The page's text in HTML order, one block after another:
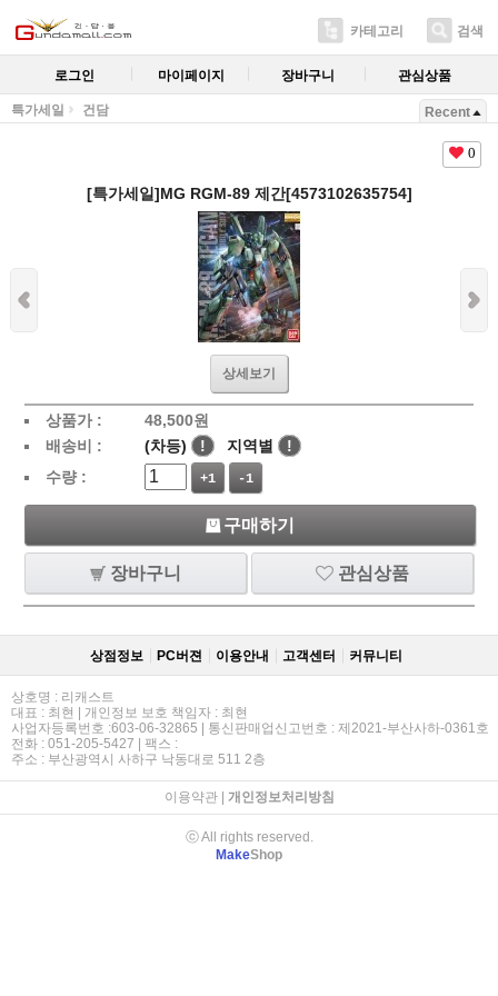
카테고리 검색
로그인 마이페이지 장바구니 관심상품
특가세일 건담 Recent
0
[특가세일]MG RGM-89 제간[4573102635754]
상세보기
상품가 : 48,500원
배송비 :
(차등) ! 지역별
!
수량 :
+1 -1
구매하기
장바구니 관심상품
상점정보 PC버젼 이용안내 고객센터 커뮤니티
상호명 : 리캐스트
대표 : 최현 | 개인정보 보호 책임자 : 최현
사업자등록번호 :603-06-32865 | 통신판매업신고번호 : 제2021-부산사하-0361호
전화 : 051-205-5427 | 팩스 :
주소 : 부산광역시 사하구 낙동대로 511 2층
이용약관| 개인정보처리방침
ⓒ All rights reserved.
MakeShop